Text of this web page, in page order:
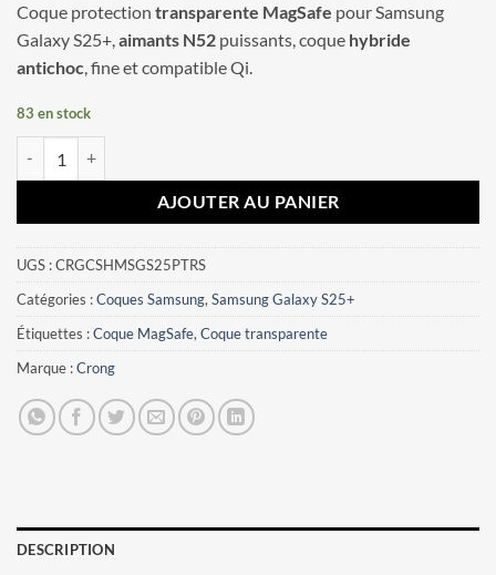
initial
était :
13,24€.
actuel
est :
11,98€.
Coque protection transparente MagSafe pour Samsung
Galaxy S25+,aimants N52 puissants, coque hybride
antichoc, fine et compatible Qi.
83 en stock
AJOUTER AU PANIER
UGS :CRGCSHMSGS25PTRS
Catégories :Coques Samsung, Samsung Galaxy S25+
Étiquettes :Coque MagSafe, Coque transparente
Marque :Crong
DESCRIPTION